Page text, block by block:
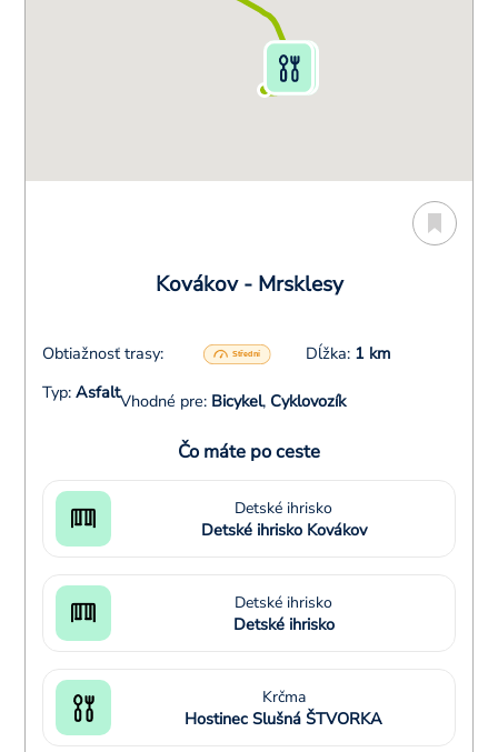
Kovákov - Mrsklesy
Obtiažnosť trasy: Dĺžka: 1 km
Typ: AsfaltVhodné pre: Bicykel, Cyklovozík
Čo máte po ceste
Detské ihrisko
Detské ihrisko Kovákov
Detské ihrisko
Detské ihrisko
Krčma
Hostinec Slušná ŠTVORKA